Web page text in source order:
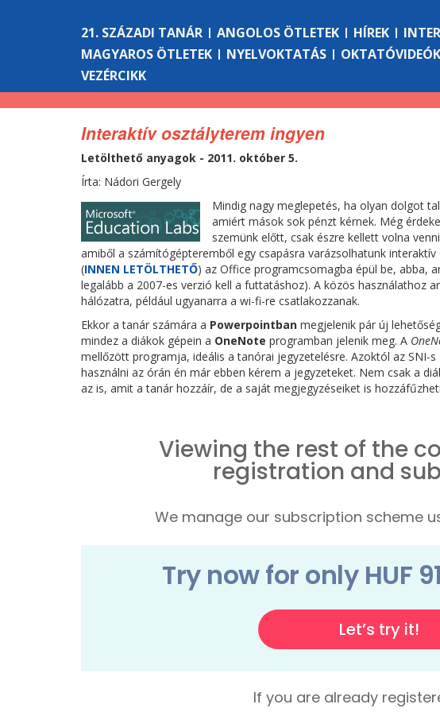
21. SZÁZADI TANÁR ANGOLOS ÖTLETEK HÍREK
MAGYAROS ÖTLETEK
NYELVOKTATÁS OKTATÓVIDEÓK
VEZÉRCIKK
Interaktív osztályterem ingyen
Letölthető anyagok - 2011. október 5.
Írta: Nádori Gergely
Mindig nagy meglepetés, ha olyan dolgot
amiért mások sok pénzt kérnek. Még
szemünk előtt, csak észre kellett volna
amiből a számítógépteremből egy csapásra varázsolhatunk
(INNEN LETÖLTHETŐ) az Office programcsomagba épül be, abba,
legalább a 2007-es verzió kell a futtatáshoz). A közös használathoz
hálózatra, például ugyanarra a wi-fi-re csatlakozzanak.
Ekkor a tanár számára a Powerpointban megjelenik pár új
mindez a diákok gépein a OneNote programban jelenik meg. A
mellőzött programja, ideális a tanórai jegyzetelésre. Azoktól az SNI-
használni az órán én már ebben kérem a jegyzeteket. Nem csak a
az is, amit a tanár hozzáír, de a saját megjegyzéseiket is